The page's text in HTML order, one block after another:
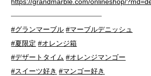
https://grandmarble.com/onlineshop/
—————————————
#グランマーブル #マーブルデニッシュ
#夏限定 #オレンジ箱
#デザートタイム #オレンジマンゴー
#スイーツ好き #マンゴー好き